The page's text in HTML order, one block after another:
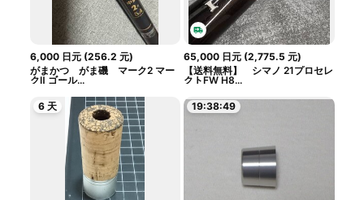
6,000 日元(256.2 元)
がまかつ がま磯 マーク2 マー
クⅡ ゴール...
65,000 日元 (2,775.5 元)
【送料無料】 シマノ 21プロセレ
クトFW H8...
6 天 19:38:49